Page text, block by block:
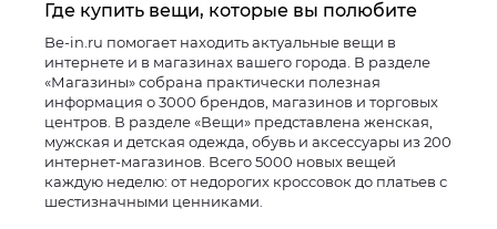
Где купить вещи, которые вы полюбите
Be-in.ru помогает находить актуальные вещи в
интернете и в магазинах вашего города. В разделе
«Магазины» собрана практически полезная
информация о 3000 брендов, магазинов и торговых
центров. В разделе «Вещи» представлена женская,
мужская и детская одежда, обувь и аксессуары из 200
интернет-магазинов. Всего 5000 новых вещей
каждую неделю: от недорогих кроссовок до платьев с
шестизначными ценниками.